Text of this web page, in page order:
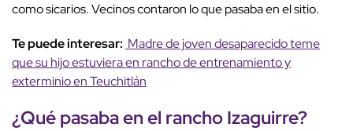
como sicarios. Vecinos contaron lo que pasaba en el sitio.
Te puede interesar: Madre de joven desaparecido teme
que su hijo estuviera en rancho de entrenamiento y
exterminio en Teuchitlán
¿Qué pasaba en el rancho Izaguirre?